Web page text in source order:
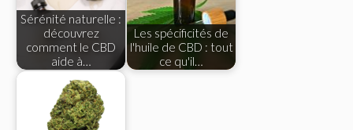
Sérénité naturelle :
découvrez
comment le CBD
aide à…
Les spécificités de
l'huile de CBD : tout
ce qu'il…